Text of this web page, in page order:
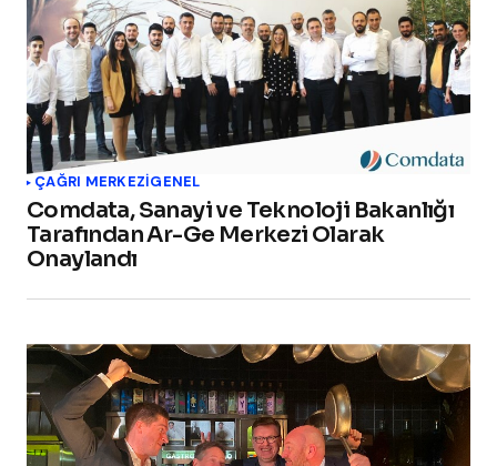
ÇAĞRI MERKEZIGENEL
Comdata, Sanayi ve Teknoloji Bakanlığı
Tarafından Ar-Ge Merkezi Olarak
Onaylandı